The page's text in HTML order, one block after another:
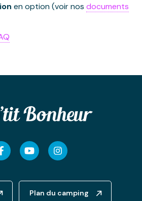
en option (voir nos documents
FacebookYoutubeInstagram
Plan du camping